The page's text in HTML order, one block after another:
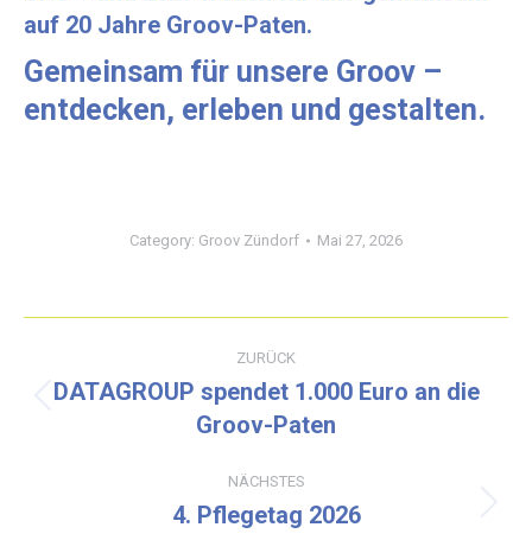
auf 20 Jahre Groov-Paten.
Gemeinsam für unsere Groov –
entdecken, erleben und gestalten.
Category: Groov Zündorf Mai 27, 2026
ZURÜCK
Beitrag:
DATAGROUP spendet 1.000 Euro an die
Groov-Paten
NÄCHSTES
Nächster
4. Pflegetag 2026